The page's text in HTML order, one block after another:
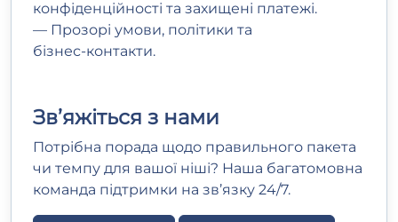
конфіденційності та захищені платежі.
— Прозорі умови, політики та
бізнес‑контакти.
Зв’яжіться з нами
Потрібна порада щодо правильного пакета
чи темпу для вашої ніші? Наша багатомовна
команда підтримки на зв’язку 24/7.